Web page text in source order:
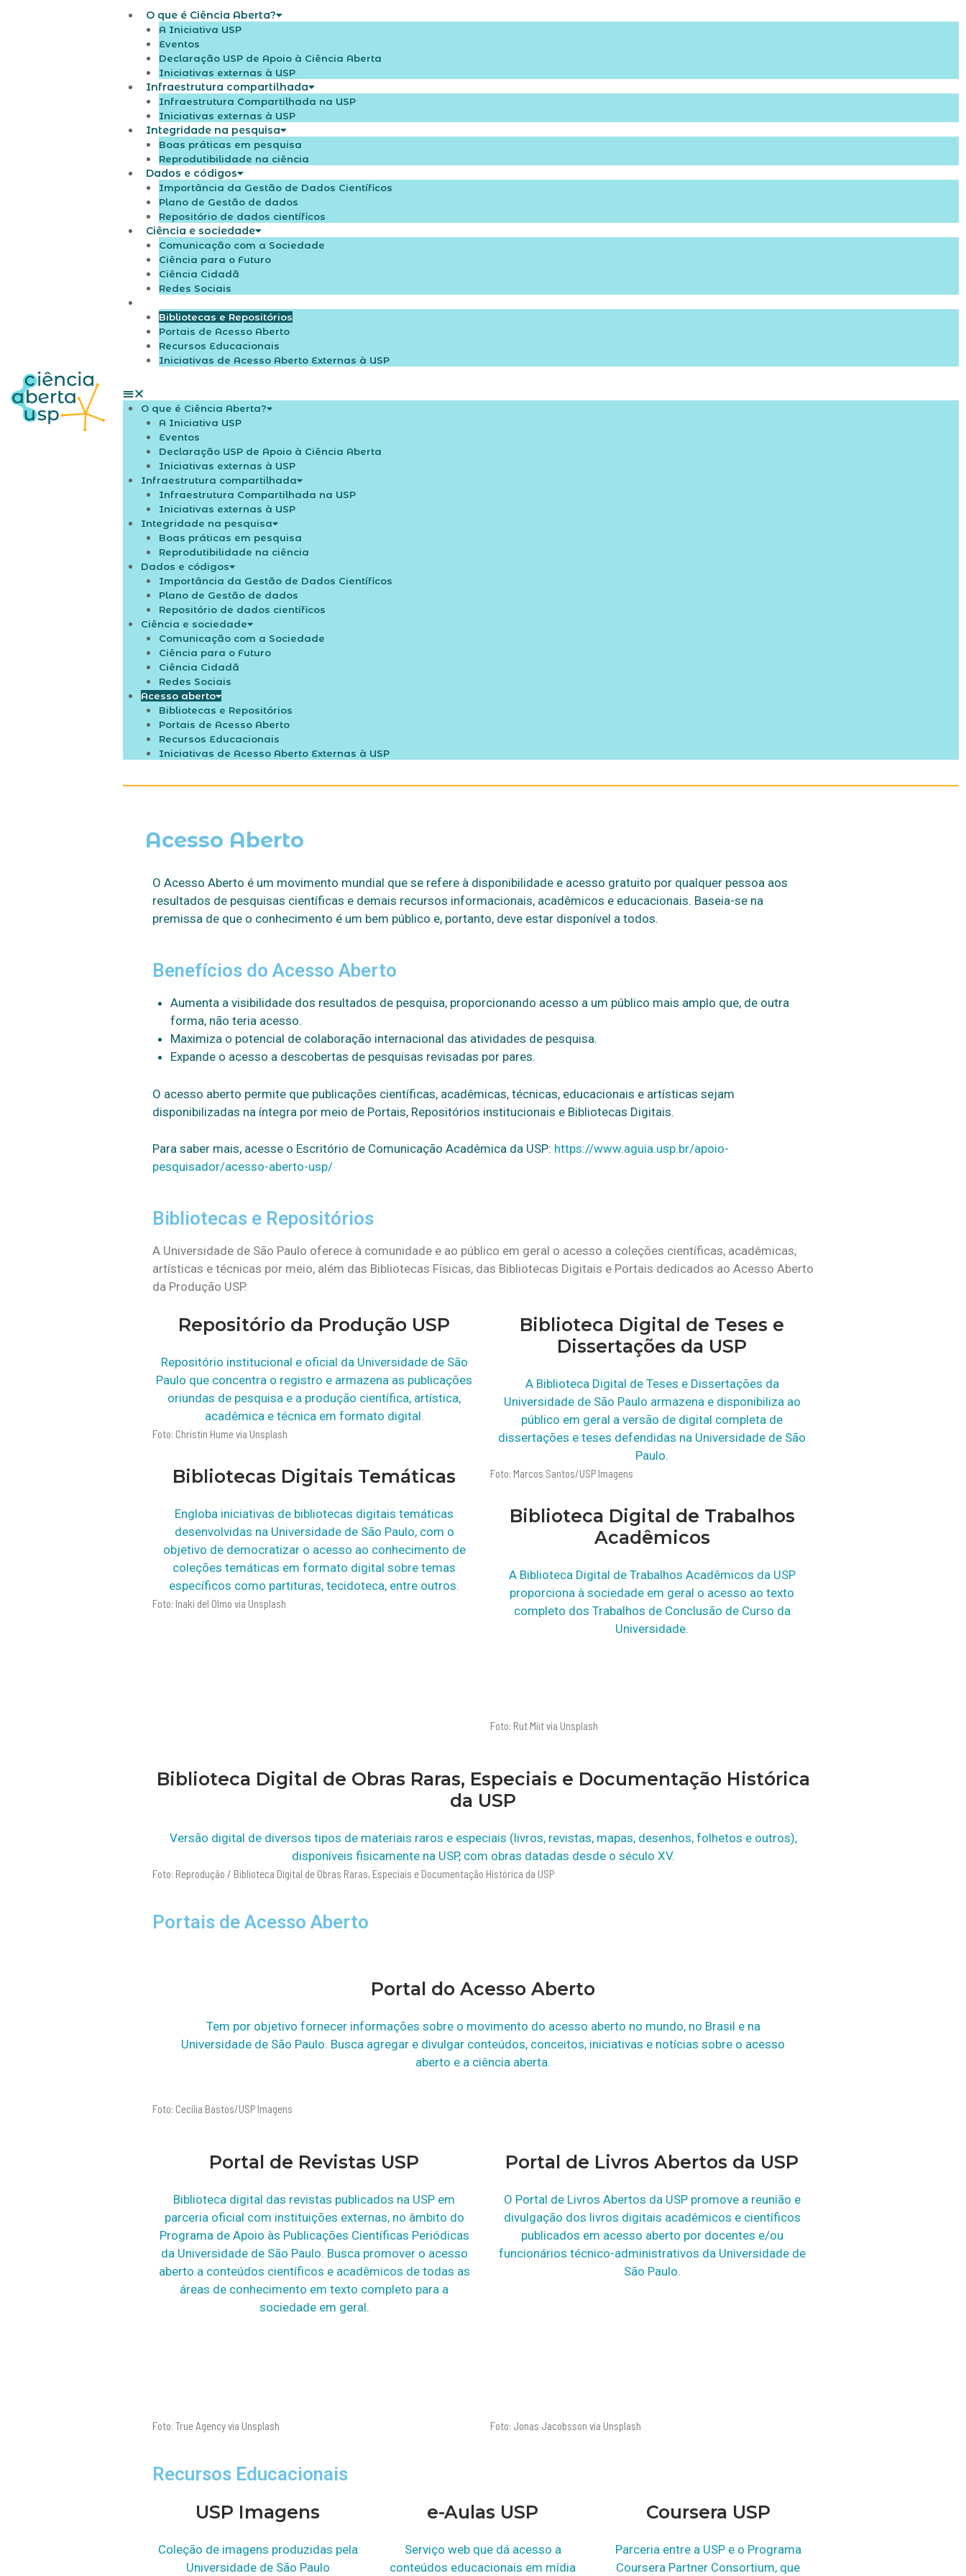
O que é Ciência Aberta?
A Iniciativa USP
Eventos
Declaração USP de Apoio à Ciência Aberta
Iniciativas externas à USP
Infraestrutura compartilhada
Infraestrutura Compartilhada na USP​
Iniciativas externas à USP
Integridade na pesquisa
Boas práticas em pesquisa
Reprodutibilidade na ciência
Dados e códigos
Importância da Gestão de Dados Científicos
Plano de Gestão de dados
Repositório de dados científicos
Ciência e sociedade
Comunicação com a Sociedade
Ciência para o Futuro
Ciência Cidadã
Redes Sociais
Bibliotecas e Repositórios
Portais de Acesso Aberto
Recursos Educacionais
Iniciativas de Acesso Aberto Externas à USP
O que é Ciência Aberta?
A Iniciativa USP
Eventos
Declaração USP de Apoio à Ciência Aberta
Iniciativas externas à USP
Infraestrutura compartilhada
Infraestrutura Compartilhada na USP​
Iniciativas externas à USP
Integridade na pesquisa
Boas práticas em pesquisa
Reprodutibilidade na ciência
Dados e códigos
Importância da Gestão de Dados Científicos
Plano de Gestão de dados
Repositório de dados científicos
Ciência e sociedade
Comunicação com a Sociedade
Ciência para o Futuro
Ciência Cidadã
Redes Sociais
Acesso aberto
Bibliotecas e Repositórios
Portais de Acesso Aberto
Recursos Educacionais
Iniciativas de Acesso Aberto Externas à USP
Acesso Aberto
O Acesso Aberto é um movimento mundial que se refere à disponibilidade e acesso gratuito por qualquer pessoa aos
resultados de pesquisas científicas e demais recursos informacionais, acadêmicos e educacionais. Baseia-se na
premissa de que o conhecimento é um bem público e, portanto, deve estar disponível a todos.
Benefícios do Acesso Aberto
Aumenta a visibilidade dos resultados de pesquisa, proporcionando acesso a um público mais amplo que, de outra
forma, não teria acesso.
Maximiza o potencial de colaboração internacional das atividades de pesquisa.
Expande o acesso a descobertas de pesquisas revisadas por pares.
O acesso aberto permite que publicações científicas, acadêmicas, técnicas, educacionais e artísticas sejam
disponibilizadas na íntegra por meio de Portais, Repositórios institucionais e Bibliotecas Digitais.
Para saber mais, acesse o Escritório de Comunicação Acadêmica da USP: https://www.aguia.usp.br/apoio-
pesquisador/acesso-aberto-usp/
Bibliotecas e Repositórios
A Universidade de São Paulo oferece à comunidade e ao público em geral o acesso a coleções científicas, acadêmicas,
artísticas e técnicas por meio, além das Bibliotecas Físicas, das Bibliotecas Digitais e Portais dedicados ao Acesso Aberto
da Produção USP.
Repositório da Produção USP
Repositório institucional e oficial da Universidade de São
Paulo que concentra o registro e armazena as publicações
oriundas de pesquisa e a produção científica, artística,
acadêmica e técnica em formato digital.
Foto: Christin Hume via Unsplash
Bibliotecas Digitais Temáticas
Engloba iniciativas de bibliotecas digitais temáticas
desenvolvidas na Universidade de São Paulo, com o
objetivo de democratizar o acesso ao conhecimento de
coleções temáticas em formato digital sobre temas
específicos como partituras, tecidoteca, entre outros.
Foto: Inaki del Olmo via Unsplash
Biblioteca Digital de Teses e
Dissertações da USP
A Biblioteca Digital de Teses e Dissertações da
Universidade de São Paulo armazena e disponibiliza ao
público em geral a versão de digital completa de
dissertações e teses defendidas na Universidade de São
Paulo.
Foto: Marcos Santos/USP Imagens
Biblioteca Digital de Trabalhos
Acadêmicos
A Biblioteca Digital de Trabalhos Acadêmicos da USP
proporciona à sociedade em geral o acesso ao texto
completo dos Trabalhos de Conclusão de Curso da
Universidade.
Foto: Rut Miit via Unsplash
Biblioteca Digital de Obras Raras, Especiais e Documentação Histórica
da USP
Versão digital de diversos tipos de materiais raros e especiais (livros, revistas, mapas, desenhos, folhetos e outros),
disponíveis fisicamente na USP, com obras datadas desde o século XV.
Foto: Reprodução / Biblioteca Digital de Obras Raras, Especiais e Documentação Histórica da USP
Portais de Acesso Aberto
Portal do Acesso Aberto
Tem por objetivo fornecer informações sobre o movimento do acesso aberto no mundo, no Brasil e na
Universidade de São Paulo. Busca agregar e divulgar conteúdos, conceitos, iniciativas e notícias sobre o acesso
aberto e a ciência aberta.
Foto: Cecília Bastos/USP Imagens
Portal de Revistas USP
Biblioteca digital das revistas publicados na USP em
parceria oficial com instituições externas, no âmbito do
Programa de Apoio às Publicações Científicas Periódicas
da Universidade de São Paulo. Busca promover o acesso
aberto a conteúdos científicos e acadêmicos de todas as
áreas de conhecimento em texto completo para a
sociedade em geral.
Foto: True Agency via Unsplash
Portal de Livros Abertos da USP
O Portal de Livros Abertos da USP promove a reunião e
divulgação dos livros digitais acadêmicos e científicos
publicados em acesso aberto por docentes e/ou
funcionários técnico-administrativos da Universidade de
São Paulo.
Foto: Jonas Jacobsson via Unsplash
Recursos Educacionais
USP Imagens
Coleção de imagens produzidas pela
Universidade de São Paulo
e-Aulas USP
Serviço web que dá acesso a
conteúdos educacionais em mídia
Coursera USP
Parceria entre a USP e o Programa
Coursera Partner Consortium, que